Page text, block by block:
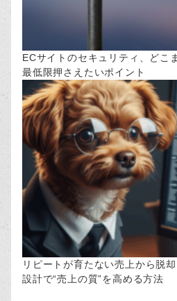
ECサイトのセキュリティ、どこ
最低限押さえたいポイント
リピートが育たない売上から脱
設計で“売上の質”を高める方法